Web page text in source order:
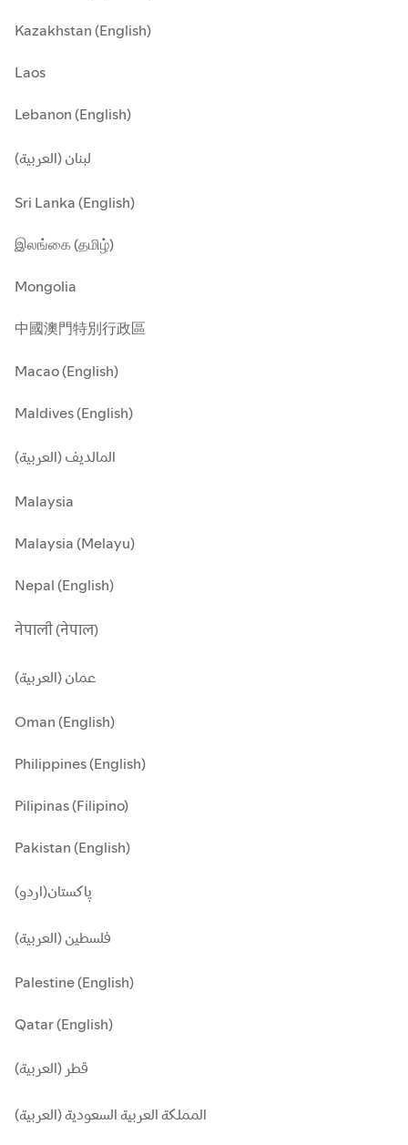
Kazakhstan (English)
Laos
Lebanon (English)
لبنان (العربية)
Sri Lanka (English)
இலங்கை (தமிழ்)
Mongolia
中國澳門特別行政區
Macao (English)
Maldives (English)
المالديف (العربية)
Malaysia
Malaysia (Melayu)
Nepal (English)
नेपाली (नेपाल)
عمان (العربية)
Oman (English)
Philippines (English)
Pilipinas (Filipino)
Pakistan (English)
پاکستان(اردو)
فلسطين (العربية)
Palestine (English)
Qatar (English)
قطر (العربية)
المملكة العربية السعودية (العربية)